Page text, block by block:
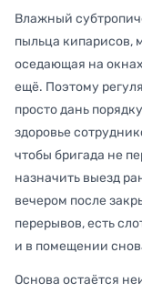
Влажный
пыльца кипарисов,
оседающая на
ещё. Поэтому
просто дань
здоровье
чтобы бригада не
назначить выезд
вечером после
перерывов, есть
и в помещении
Основа остаётся